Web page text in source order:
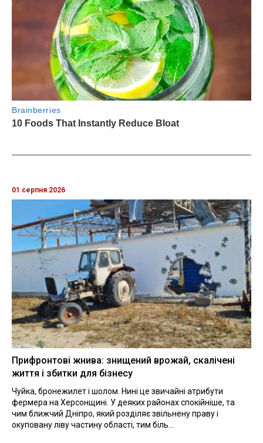
01 серпня 2026
Прифронтові жнива: знищений врожай, скалічені
життя і збитки для бізнесу
Чуйка, бронежилет і шолом. Нині це звичайні атрибути
фермера на Херсонщині. У деяких районах спокійніше, та
чим ближчий Дніпро, який розділяє звільнену праву і
окуповану ліву частину області, тим біль...